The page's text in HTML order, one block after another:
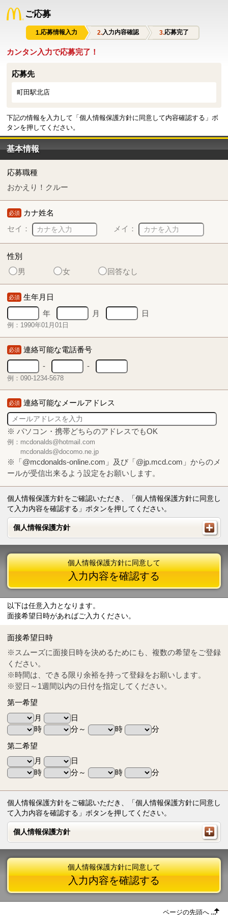
ご応募
応募情報入力 入力内容確認 応募完了
カンタン入力で応募完了！
応募先
町田駅北店
下記の情報を入力して「個人情報保護方針に同意して内容確認する」ボ
タンを押してください。
基本情報
応募職種
おかえり！クルー
必須 カナ姓名
セイ：
メイ：
性別
男
女 回答なし
必須 生年月日
年
月 日
例：1990年01月01日
必須 連絡可能な電話番号
-
-
例：090-1234-5678
必須 連絡可能なメールアドレス
※ パソコン・携帯どちらのアドレスでもOK
例：mcdonalds@hotmail.com
mcdonalds@docomo.ne.jp
※「@mcdonalds-online.com」及び「@jp.mcd.com」からのメ
ールが受信出来るよう設定をお願いします。
個人情報保護方針をご確認いただき、「個人情報保護方針に同意し
て入力内容を確認する」ボタンを押してください。
個人情報保護方針
個人情報保護方針
Tel
0570-55-0314
個人情報保護方針に同意して
入力内容を確認する
以下は任意入力となります。
面接希望日時があればご入力ください。
面接希望日時
※スムーズに面接日時を決めるためにも、複数の希望をご登録
ください。
※時間は、できる限り余裕を持って登録をお願いします。
※翌日～1週間以内の日付を指定してください。
第一希望
月
日
時
分～ 時
分
第二希望
月
日
時
分～ 時 分
個人情報保護方針をご確認いただき、「個人情報保護方針に同意し
て入力内容を確認する」ボタンを押してください。
個人情報保護方針
個人情報保護方針
個人情報保護方針に同意して
入力内容を確認する
ページの先頭へ